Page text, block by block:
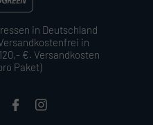
in Deutschland
in
€. Versandkosten
Paket)